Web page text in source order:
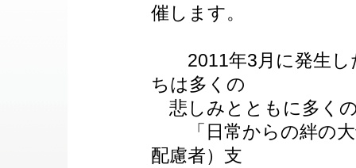
催します。
2011年3月に発生し
ちは多くの
悲しみとともに多く
「日常からの絆の大
配慮者）支